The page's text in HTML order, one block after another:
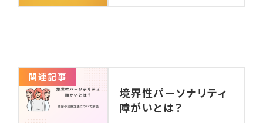
関連記事
境界性パーソナリティ
障がいとは？